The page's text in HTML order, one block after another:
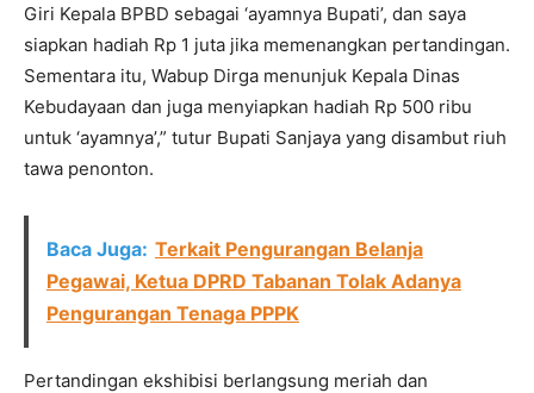
Giri Kepala BPBD sebagai ‘ayamnya Bupati’, dan saya
siapkan hadiah Rp 1 juta jika memenangkan pertandingan.
Sementara itu, Wabup Dirga menunjuk Kepala Dinas
Kebudayaan dan juga menyiapkan hadiah Rp 500 ribu
untuk ‘ayamnya’,” tutur Bupati Sanjaya yang disambut riuh
tawa penonton.
Baca Juga: Terkait Pengurangan Belanja
Pegawai, Ketua DPRD Tabanan Tolak Adanya
Pengurangan Tenaga PPPK
Pertandingan ekshibisi berlangsung meriah dan